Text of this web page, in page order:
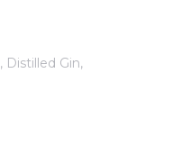
, Distilled Gin,